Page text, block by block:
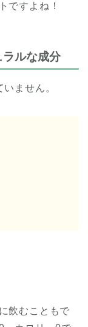
ですよね！
ルな成分
ません。
飲むこともで